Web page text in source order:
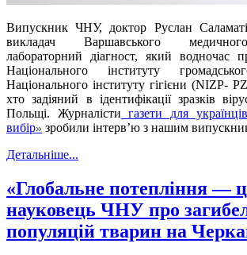
Випускник ЧНУ, доктор Руслан
викладач Варшавського
лабораторний діагност, який водночас
Національного інституту
Національного інституту гігієни (NIZP-
хто задіяний в ідентифікації зразків
Польщі. Журналісти газети для
вибір» зробили інтерв’ю з нашим
Детальніше...
«Глобальне потепління —
науковець ЧНУ про
популяцій тварин на